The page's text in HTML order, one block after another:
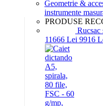
Geometrie &
instrumente
PRODUSE
Rucsac
11666 Lei 9916